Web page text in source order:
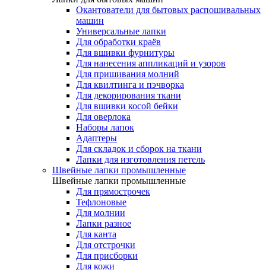
Окантователи для бытовых распошивальных
машин
Универсальные лапки
Для обработки краёв
Для вшивки фурнитуры
Для нанесения аппликаций и узоров
Для пришивания молний
Для квилтинга и пэчворка
Для декорирования ткани
Для вшивки косой бейки
Для оверлока
Наборы лапок
Адаптеры
Для складок и сборок на ткани
Лапки для изготовления петель
Швейные лапки промышленные
Швейные лапки промышленные
Для прямострочек
Тефлоновые
Для молнии
Лапки разное
Для канта
Для отстрочки
Для присборки
Для кожи